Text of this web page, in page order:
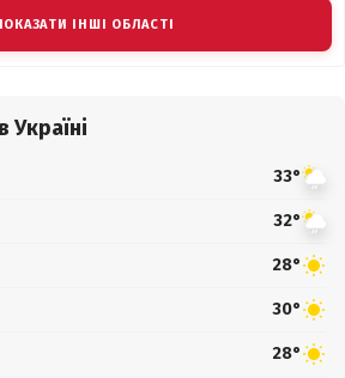
ІНШІ ОБЛАСТІ
Україні
33°
32°
28°
30°
28°